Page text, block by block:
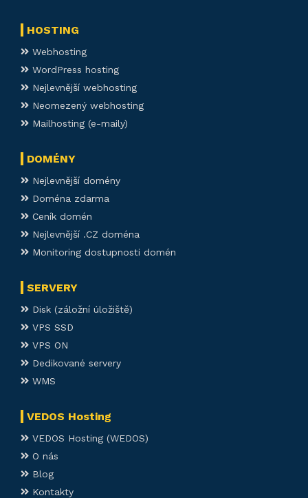
HOSTING
Webhosting
WordPress hosting
Nejlevnější webhosting
Neomezený webhosting
Mailhosting (e-maily)
DOMÉNY
Nejlevnější domény
Doména zdarma
Ceník domén
Nejlevnější .CZ doména
Monitoring dostupnosti domén
SERVERY
Disk (záložní úložiště)
VPS SSD
VPS ON
Dedikované servery
WMS
VEDOS Hosting
VEDOS Hosting (WEDOS)
O nás
Blog
Kontakty